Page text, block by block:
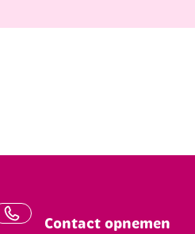
Contact opnemen